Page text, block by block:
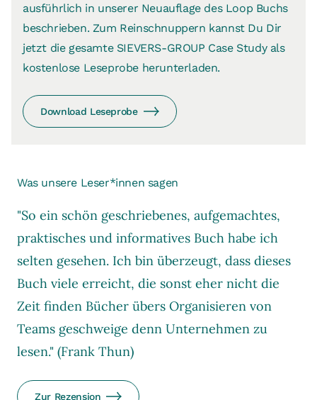
ausführlich in unserer Neuauflage des Loop Buchs
beschrieben. Zum Reinschnuppern kannst Du Dir
jetzt die gesamte SIEVERS-GROUP Case Study als
kostenlose Leseprobe herunterladen.
Download Leseprobe
Was unsere Leser*innen sagen
"So ein schön geschriebenes, aufgemachtes,
praktisches und informatives Buch habe ich
selten gesehen. Ich bin überzeugt, dass dieses
Buch viele erreicht, die sonst eher nicht die
Zeit finden Bücher übers Organisieren von
Teams geschweige denn Unternehmen zu
lesen." (Frank Thun)
Zur Rezension